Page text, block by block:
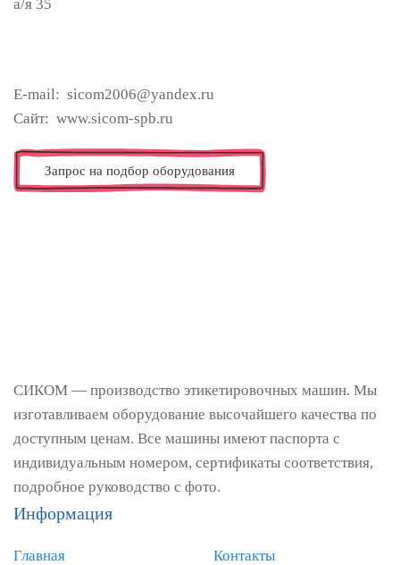
а/я 35
E-mail: sicom2006@yandex.ru
Сайт: www.sicom-spb.ru
Запрос на подбор оборудования
СИКОМ — производство этикетировочных машин. Мы
изготавливаем оборудование высочайшего качества по
доступным ценам. Все машины имеют паспорта с
индивидуальным номером, сертификаты соответствия,
подробное руководство с фото.
Информация
Главная Контакты